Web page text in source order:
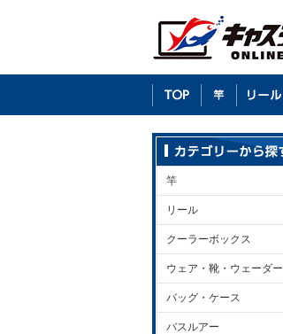
竿
リール
クーラーボックス
ウェア・靴・ウェーダー
バッグ・ケース
バスルアー